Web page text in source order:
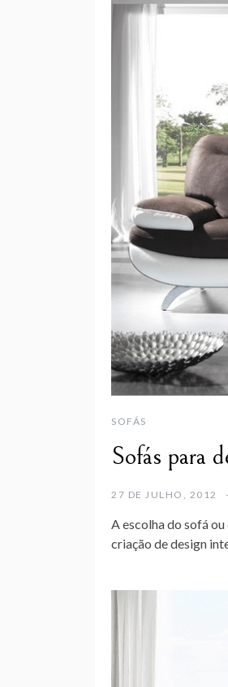
SOFÁS
Sofás para
27 DE JULHO, 2012
A escolha do sofá
criação de design